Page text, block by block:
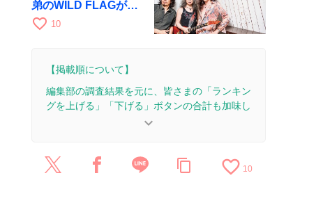
弟のWILD FLAGが8
月6日にRAGでライブ
favorite_border 10
【掲載順について】
編集部の調査結果を元に、皆さまの「ランキン
グを上げる」「下げる」ボタンの合計も加味し
2025/2/11：15本のレビューを追加・更新して、記
keyboard_arrow_down
content_copy favorite_border 10